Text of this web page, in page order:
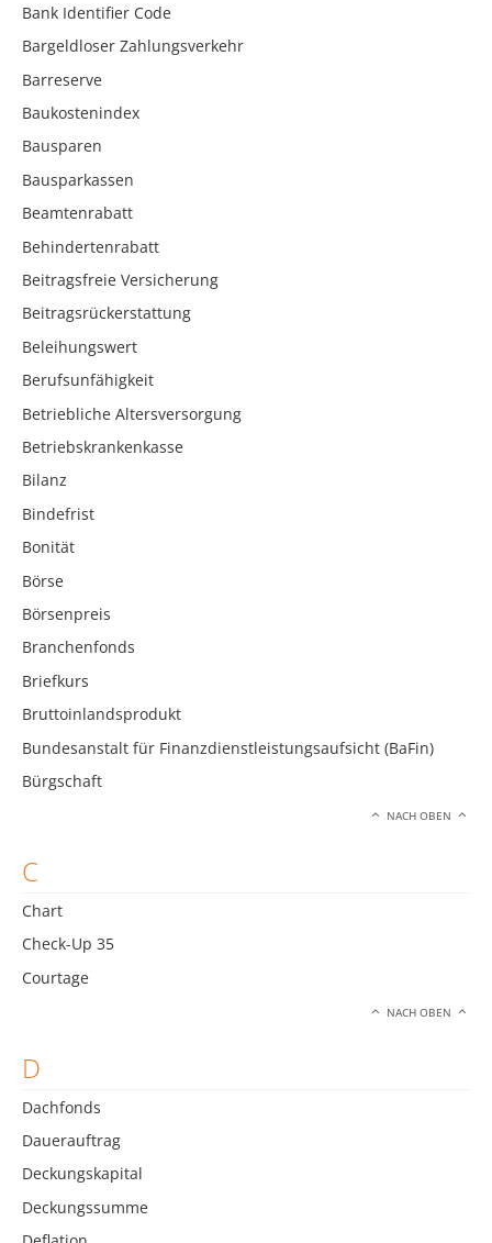
Bank Identifier Code
Bargeldloser Zahlungsverkehr
Barreserve
Baukostenindex
Bausparen
Bausparkassen
Beamtenrabatt
Behindertenrabatt
Beitragsfreie Versicherung
Beitragsrückerstattung
Beleihungswert
Berufsunfähigkeit
Betriebliche Altersversorgung
Betriebskrankenkasse
Bilanz
Bindefrist
Bonität
Börse
Börsenpreis
Branchenfonds
Briefkurs
Bruttoinlandsprodukt
Bundesanstalt für Finanzdienstleistungsaufsicht (BaFin)
Bürgschaft
NACH OBEN
C
Chart
Check-Up 35
Courtage
NACH OBEN
D
Dachfonds
Dauerauftrag
Deckungskapital
Deckungssumme